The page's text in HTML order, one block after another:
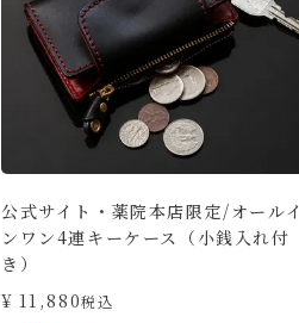
公式サイト・薬院本店限定/オールイ
ンワン4連キーケース（小銭入れ付
き）
¥ 11,880税込